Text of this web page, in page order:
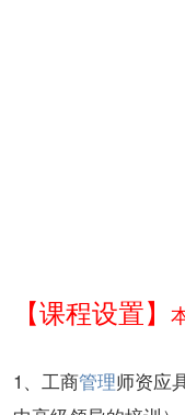
【课程设置】
1、 工商管理师资应